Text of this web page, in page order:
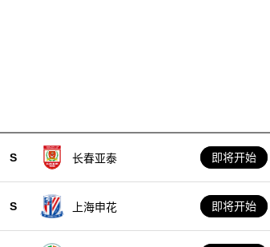
S 长春亚泰 即将开始
S 上海申花 即将开始